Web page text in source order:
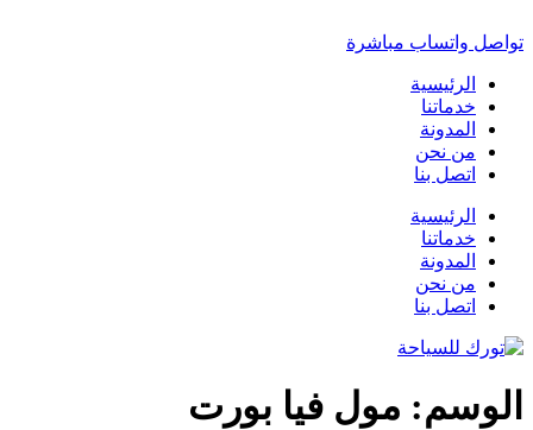
تواصل واتساب مباشرة
الرئيسية
خدماتنا
المدونة
من نحن
اتصل بنا
الرئيسية
خدماتنا
المدونة
من نحن
اتصل بنا
الوسم: مول فيا بورت